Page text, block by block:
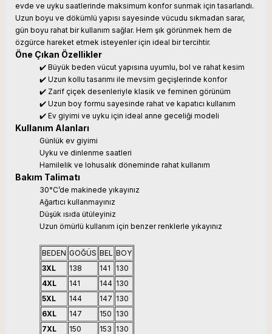
evde ve uyku saatlerinde maksimum konfor sunmak için tasarlandı.
Uzun boyu ve dökümlü yapısı sayesinde vücudu sıkmadan sarar,
gün boyu rahat bir kullanım sağlar. Hem şık görünmek hem de
özgürce hareket etmek isteyenler için ideal bir tercihtir.
Öne Çıkan Özellikler
✔️ Büyük beden vücut yapısına uyumlu, bol ve rahat kesim
✔️ Uzun kollu tasarımı ile mevsim geçişlerinde konfor
✔️ Zarif çiçek desenleriyle klasik ve feminen görünüm
✔️ Uzun boy formu sayesinde rahat ve kapatıcı kullanım
✔️ Ev giyimi ve uyku için ideal anne geceliği modeli
Kullanım Alanları
Günlük ev giyimi
Uyku ve dinlenme saatleri
Hamilelik ve lohusalık döneminde rahat kullanım
Bakım Talimatı
30°C’de makinede yıkayınız
Ağartıcı kullanmayınız
Düşük ısıda ütüleyiniz
Uzun ömürlü kullanım için benzer renklerle yıkayınız
BEDEN GOĞÜS BEL
BOY
3XL
138 141
130
4XL
141 144 130
5XL
144 147 130
6XL
147 150 130
7XL
150 153 130